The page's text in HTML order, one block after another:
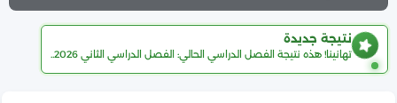
نتيجة جديدة
تهانينا! هذه نتيجة الفصل الدراسي الحالي: الفصل الدراسي الثاني 2026..